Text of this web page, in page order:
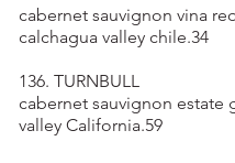
cabernet sauvignon vina
calchagua valley chile.34
136. TURNBULL
cabernet sauvignon estate
valley California.59